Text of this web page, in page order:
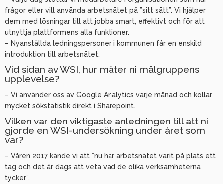
frågor eller vill använda arbetsnätet på ”sitt sätt”. Vi hjälper
dem med lösningar till att jobba smart, effektivt och för att
utnyttja plattformens alla funktioner.
– Nyanställda ledningspersoner i kommunen får en enskild
introduktion till arbetsnätet.
Vid sidan av WSI, hur mäter ni målgruppens
upplevelse?
– Vi använder oss av Google Analytics varje månad och kollar
mycket sökstatistik direkt i Sharepoint.
Vilken var den viktigaste anledningen till att ni
gjorde en WSI-undersökning under året som
var?
– Våren 2017 kände vi att ”nu har arbetsnätet varit på plats ett
tag och det är dags att veta vad de olika verksamheterna
tycker”.